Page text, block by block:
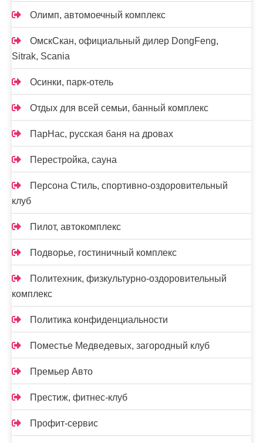
Олимп, автомоечный комплекс
ОмскСкан, официальный дилер DongFeng,
Sitrak, Scania
Осинки, парк-отель
Отдых для всей семьи, банный комплекс
ПарНас, русская баня на дровах
Перестройка, сауна
Персона Стиль, спортивно-оздоровительный
клуб
Пилот, автокомплекс
Подворье, гостиничный комплекс
Политехник, физкультурно-оздоровительный
комплекс
Политика конфиденциальности
Поместье Медведевых, загородный клуб
Премьер Авто
Престиж, фитнес-клуб
Профит-сервис